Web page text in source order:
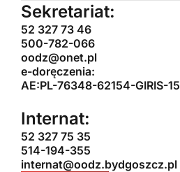
Sekretariat:
52 327 73 46
500-782-066
oodz@onet.pl
e-doręczenia:
AE:PL-76348-62154-GIRIS-15
Internat:
52 327 75 35
514-194-355
internat@oodz.bydgoszcz.pl